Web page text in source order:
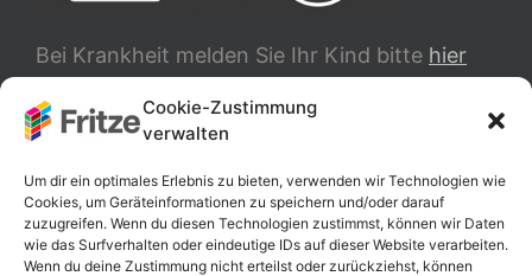
Cookie-Zustimmung
verwalten
Um dir ein optimales Erlebnis zu bieten, verwenden wir Technologien wie
Cookies, um Geräteinformationen zu speichern und/oder darauf
zuzugreifen. Wenn du diesen Technologien zustimmst, können wir Daten
wie das Surfverhalten oder eindeutige IDs auf dieser Website verarbeiten.
Wenn du deine Zustimmung nicht erteilst oder zurückziehst, können
Bei Krankheit melden Sie Ihr Kind bitte hier
TRANSLATE